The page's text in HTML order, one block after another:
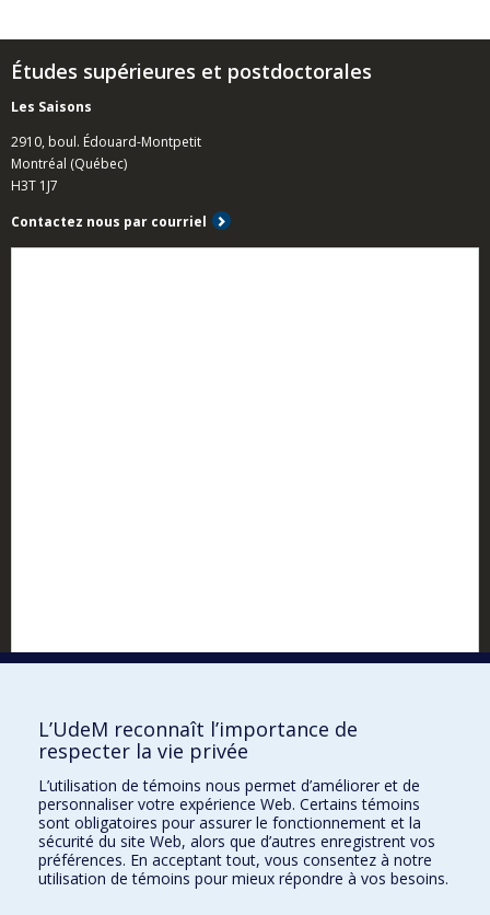
Études supérieures et postdoctorales
Les Saisons
2910, boul. Édouard-Montpetit
Montréal (Québec)
H3T 1J7
Contactez nous par courriel
YouTube
L’UdeM reconnaît l’importance de
respecter la vie privée
L’utilisation de témoins nous permet d’améliorer et de
personnaliser votre expérience Web. Certains témoins
sont obligatoires pour assurer le fonctionnement et la
sécurité du site Web, alors que d’autres enregistrent vos
préférences. En acceptant tout, vous consentez à notre
utilisation de témoins pour mieux répondre à vos besoins.